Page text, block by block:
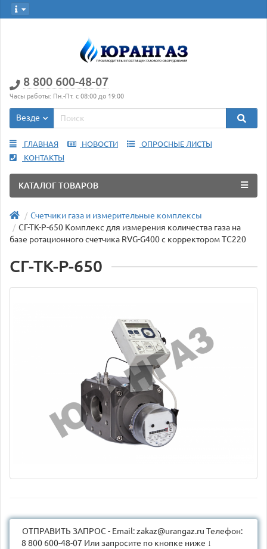
8 800 600-48-07
Часы работы: Пн.-Пт. с 08:00 до 19:00
Везде
ГЛАВНАЯ НОВОСТИ
ОПРОСНЫЕ ЛИСТЫ
КОНТАКТЫ
КАТАЛОГ ТОВАРОВ
Счетчики газа и измерительные комплексы
СГ-ТК-Р-650 Комплекс для измерения количества газа на
базе ротационного счетчика RVG-G400 с корректором ТС220
СГ-ТК-Р-650
ОТПРАВИТЬ ЗАПРОС - Email: zakaz@urangaz.ru Телефон:
8 800 600-48-07 Или запросите по кнопке ниже ↓